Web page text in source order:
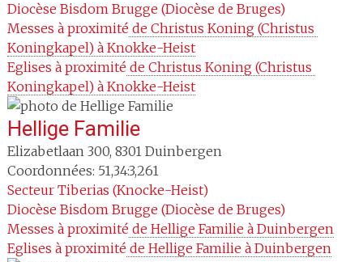
Diocèse Bisdom Brugge (Diocèse de Bruges)
Messes à proximité de Christus Koning (Christus
Koningkapel) à Knokke-Heist
Eglises à proximité de Christus Koning (Christus
Koningkapel) à Knokke-Heist
Hellige Familie
Elizabetlaan 300, 8301 Duinbergen
Coordonnées: 51,34:3,261
Secteur Tiberias (Knocke-Heist)
Diocèse Bisdom Brugge (Diocèse de Bruges)
Messes à proximité de Hellige Familie à Duinbergen
Eglises à proximité de Hellige Familie à Duinbergen